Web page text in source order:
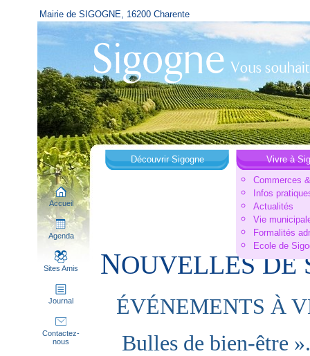
Mairie de SIGOGNE, 16200 Charente
Accueil
Agenda
Sites Amis
Journal
Contactez-
nous
Découvrir Sigogne
Vivre à
Commerces
Infos
Actualités
Vie
Formalités
Ecole de
NOUVELLES DE
ÉVÉNEMENTS À
Bulles de bien-être ».